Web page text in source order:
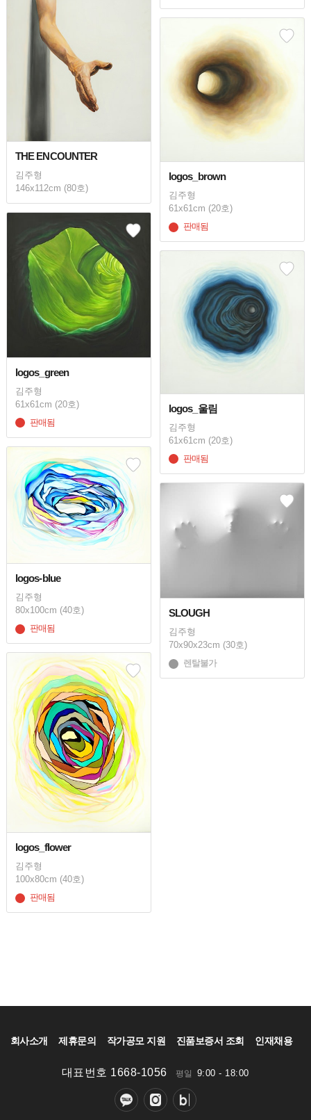
THE ENCOUNTER
김주형
146x112cm (80호)
logos_brown
김주형
61x61cm (20호)
판매됨
logos_green
김주형
61x61cm (20호)
판매됨
logos_울림
김주형
61x61cm (20호)
판매됨
logos-blue
김주형
80x100cm (40호)
판매됨
SLOUGH
김주형
70x90x23cm (30호)
렌탈불가
logos_flower
김주형
100x80cm (40호)
판매됨
회사소개 제휴문의 작가공모 지원 진품보증서 조회 인재채용
대표번호 1668-1056 평일 9:00 - 18:00